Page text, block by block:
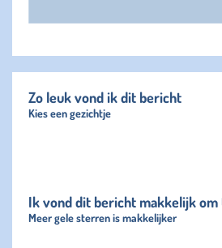
Zo leuk vond ik dit bericht
Kies een gezichtje
Ik vond dit bericht makkelijk om
Meer gele sterren is makkelijker